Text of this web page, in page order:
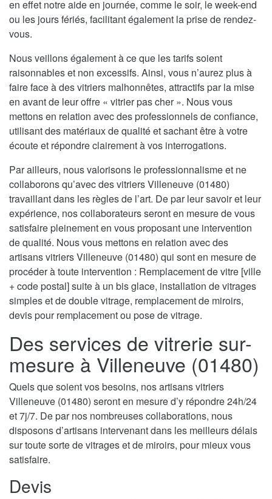
en effet notre aide en journée, comme le soir, le week-end
ou les jours fériés, facilitant également la prise de rendez-
vous.
Nous veillons également à ce que les tarifs soient
raisonnables et non excessifs. Ainsi, vous n’aurez plus à
faire face à des vitriers malhonnêtes, attractifs par la mise
en avant de leur offre « vitrier pas cher ». Nous vous
mettons en relation avec des professionnels de confiance,
utilisant des matériaux de qualité et sachant être à votre
écoute et répondre clairement à vos interrogations.
Par ailleurs, nous valorisons le professionnalisme et ne
collaborons qu’avec des vitriers Villeneuve (01480)
travaillant dans les règles de l’art. De par leur savoir et leur
expérience, nos collaborateurs seront en mesure de vous
satisfaire pleinement en vous proposant une intervention
de qualité. Nous vous mettons en relation avec des
artisans vitriers Villeneuve (01480) qui sont en mesure de
procéder à toute intervention : Remplacement de vitre [ville
+ code postal] suite à un bis glace, installation de vitrages
simples et de double vitrage, remplacement de miroirs,
devis pour remplacement ou pose de vitrage.
Des services de vitrerie sur-
mesure à Villeneuve (01480)
Quels que soient vos besoins, nos artisans vitriers
Villeneuve (01480) seront en mesure d’y répondre 24h/24
et 7j/7. De par nos nombreuses collaborations, nous
disposons d’artisans intervenant dans les meilleurs délais
sur toute sorte de vitrages et de miroirs, pour mieux vous
satisfaire.
Devis